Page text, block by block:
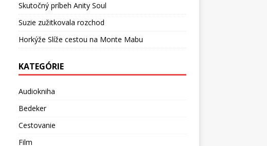
Skutočný príbeh Anity Soul
Suzie zužitkovala rozchod
Horkýže Slíže cestou na Monte Mabu
KATEGÓRIE
Audiokniha
Bedeker
Cestovanie
Film